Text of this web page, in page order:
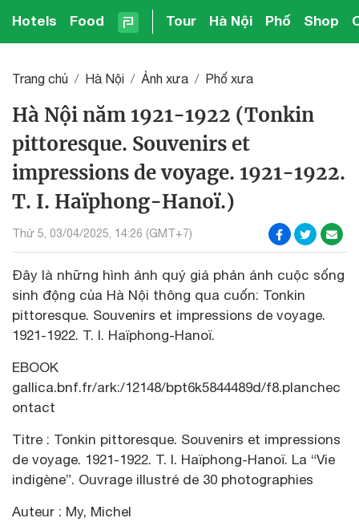
Hotels Food Tour Hà Nội Phố Shop
Trang chủ Hà Nội Ảnh xưa Phố xưa
Hà Nội năm 1921-1922 (Tonkin
pittoresque. Souvenirs et
impressions de voyage. 1921-1922.
T. I. Haïphong-Hanoï.)
Thứ 5, 03/04/2025, 14:26 (GMT+7)
Đây là những hình ảnh quý giá phản ánh cuộc sống
sinh động của Hà Nội thông qua cuốn: Tonkin
pittoresque. Souvenirs et impressions de voyage.
1921-1922. T. I. Haïphong-Hanoï.
EBOOK
gallica.bnf.fr/ark:/12148/bpt6k5844489d/f8.planchec
ontact
Titre : Tonkin pittoresque. Souvenirs et impressions
de voyage. 1921-1922. T. I. Haïphong-Hanoï. La “Vie
indigène”. Ouvrage illustré de 30 photographies
Auteur : My, Michel